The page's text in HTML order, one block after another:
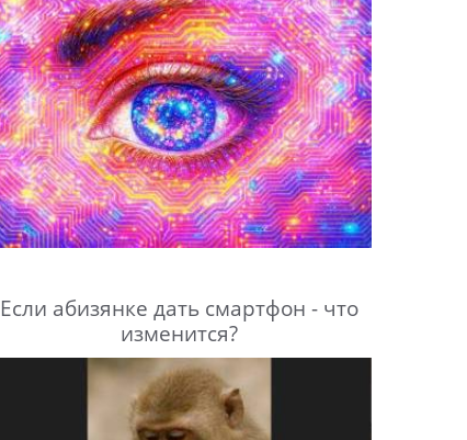
Если абизянке дать смартфон - что
изменится?